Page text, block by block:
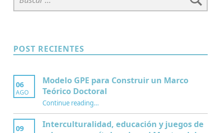
POST RECIENTES
06
AGO
Modelo GPE para Construir un Marco
Teórico Doctoral
Continue reading“Modelo GPE para Construir un Marco Teórico Doctoral”
…
09
Interculturalidad, educación y juegos de